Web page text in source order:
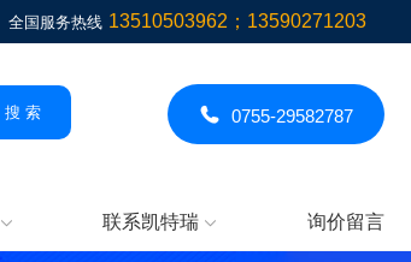
全国服务热线 13510503962；13590271203
 0755-29582787
 联系凯特瑞  询价留言